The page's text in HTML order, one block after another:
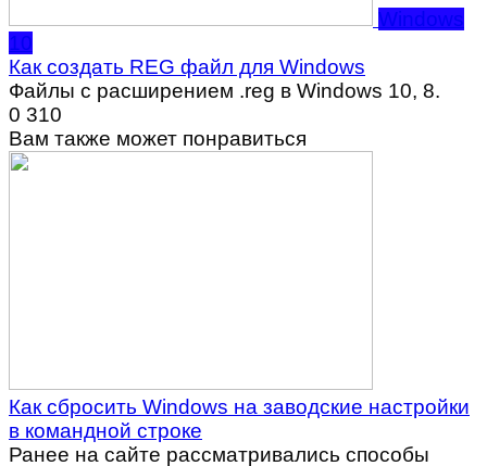
Windows
10
Как создать REG файл для Windows
Файлы с расширением .reg в Windows 10, 8.
0 310
Вам также может понравиться
Как сбросить Windows на заводские настройки
в командной строке
Ранее на сайте рассматривались способы